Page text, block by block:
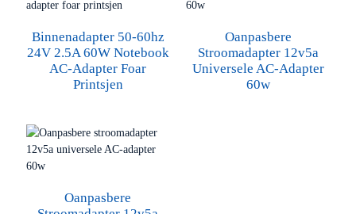
Binnenadapter 50-60hz
24V 2.5A 60W Notebook
AC-Adapter Foar
Printsjen
Oanpasbere
Stroomadapter 12v5a
Universele AC-Adapter
60w
Oanpasbere